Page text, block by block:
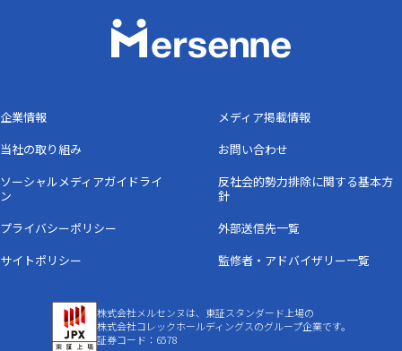
株式会社メルセンヌは、東証スタンダード上場の
株式会社コレックホールディングスのグループ企業です。
証券コード：6578
企業情報
メディア掲載情報
当社の取り組み
お問い合わせ
ソーシャルメディアガイドライ
ン
反社会的勢力排除に関する基本方
針
プライバシーポリシー
外部送信先一覧
サイトポリシー
監修者・アドバイザリー一覧